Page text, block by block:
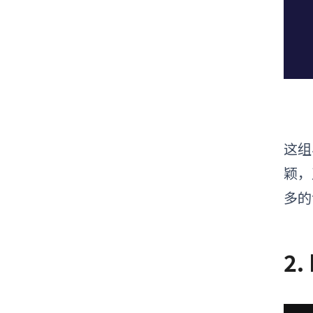
这
颖
多
2.